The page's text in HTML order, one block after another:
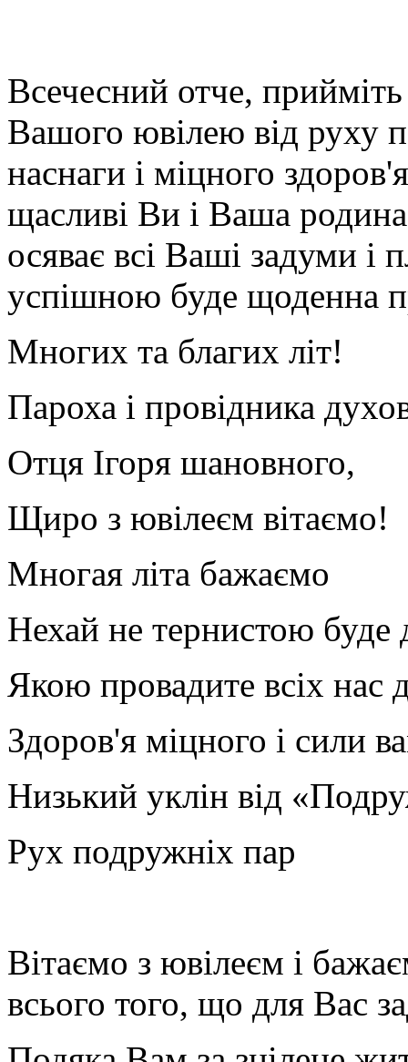
Всечесний отче,
Вашого ювілею від руху
наснаги і міцного
щасливі Ви і Ваша
осяває всі Ваші задуми і
успішною буде щоденна
Многих та благих літ!
Пароха і провідника
Отця Ігоря шановного,
Щиро з ювілеєм вітаємо!
Многая літа бажаємо
Нехай не тернистою буде
Якою провадите всіх нас
Здоров'я міцного і сили
Низький уклін від
Рух подружніх пар
Вітаємо з ювілеєм і
всього того, що для Вас